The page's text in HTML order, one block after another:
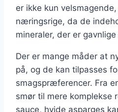
er ikke kun
næringsrige, da de
mineraler, der er
Der er mange måder at
på, og de kan tilpasses
smagspræferencer. Fra
smør til mere komplekse
sauce, hvide asparges